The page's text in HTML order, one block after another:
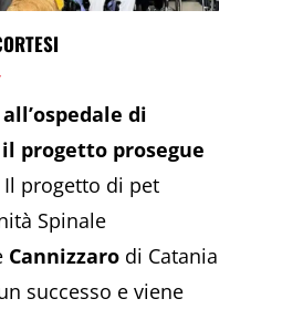
di
progetto prosegue
Il progetto di pet
Spinale
Cannizzaro di Catania
successo e viene